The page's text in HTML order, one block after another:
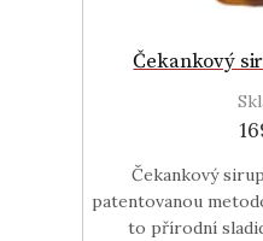
Čekankový
Čekankový
patentovanou
to přírodní